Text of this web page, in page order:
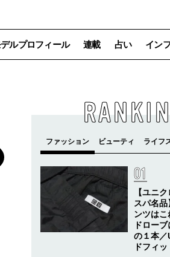
ルプロフィール 連載 占い イン
【ユニ
スパ名
ンツは
ドロー
の１本
ドフィ